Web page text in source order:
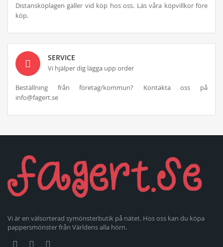
Distansköplagen gäller vid köp hos oss. Läs våra köpvillkor före
köp.
SERVICE
Vi hjälper dig lägga upp order
Beställning från företag/kommun? Kontakta oss på
info@fagert.se
Vi är en välsorterad symönsterbutik på nätet. Hos oss kan du köpa
pappersmönster från Världens alla hörn.